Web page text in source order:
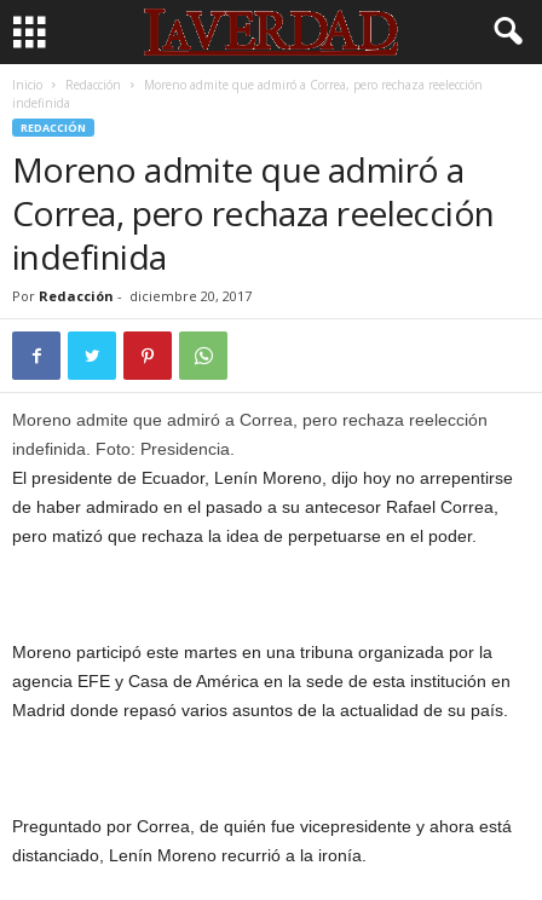
Inicio Redacción
Moreno admite que admiró a Correa, pero rechaza reelección
indefinida
REDACCIÓN
Moreno admite que admiró a
Correa, pero rechaza reelección
indefinida
Por Redacción - diciembre 20, 2017
Moreno admite que admiró a Correa, pero rechaza reelección
indefinida. Foto: Presidencia.
El presidente de Ecuador, Lenín Moreno, dijo hoy no arrepentirse
de haber admirado en el pasado a su antecesor Rafael Correa,
pero matizó que rechaza la idea de perpetuarse en el poder.
Moreno participó este martes en una tribuna organizada por la
agencia EFE y Casa de América en la sede de esta institución en
Madrid donde repasó varios asuntos de la actualidad de su país.
Preguntado por Correa, de quién fue vicepresidente y ahora está
distanciado, Lenín Moreno recurrió a la ironía.